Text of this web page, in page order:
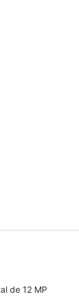
de 12 MP